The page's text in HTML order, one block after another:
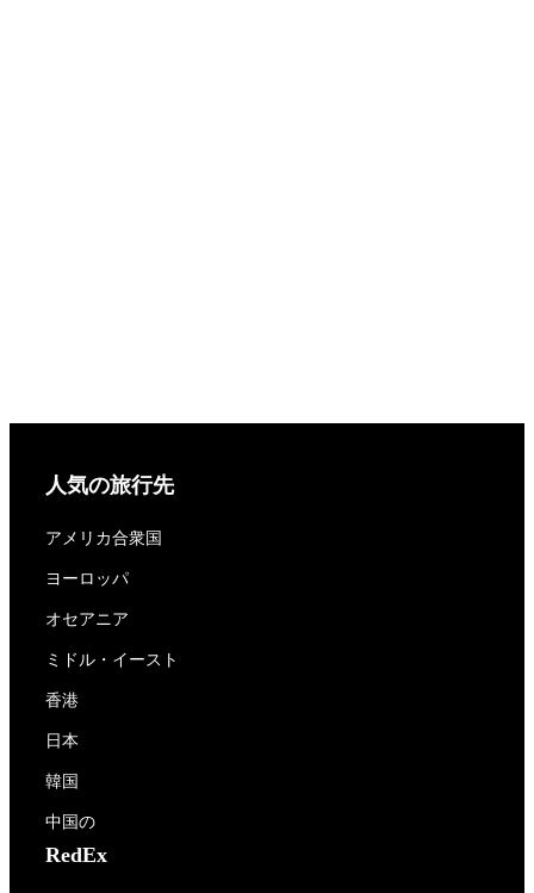
人気の旅行先
アメリカ合衆国
ヨーロッパ
オセアニア
ミドル・イースト
香港
日本
韓国
中国の
RedEx